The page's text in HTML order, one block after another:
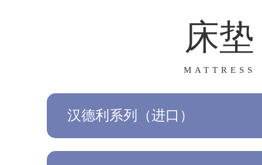
床垫
MATTRESS
汉德利系列（进口）